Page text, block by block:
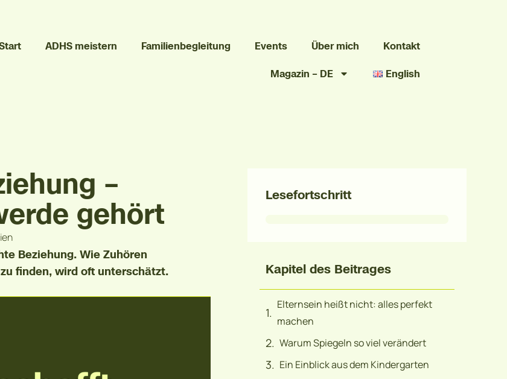
ADHS meistern Familienbegleitung Events Über mich Kontakt
Magazin – DE English
–
gehört
Beziehung. Wie Zuhören
finden, wird oft unterschätzt.
Lesefortschritt
Kapitel des Beitrages
Elternsein heißt nicht: alles perfekt
machen
Warum Spiegeln so viel verändert
Ein Einblick aus dem Kindergarten